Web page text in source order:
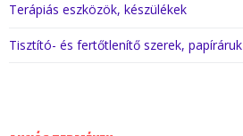
Terápiás eszközök, készülékek
Tisztító- és fertőtlenítő szerek, papíráruk